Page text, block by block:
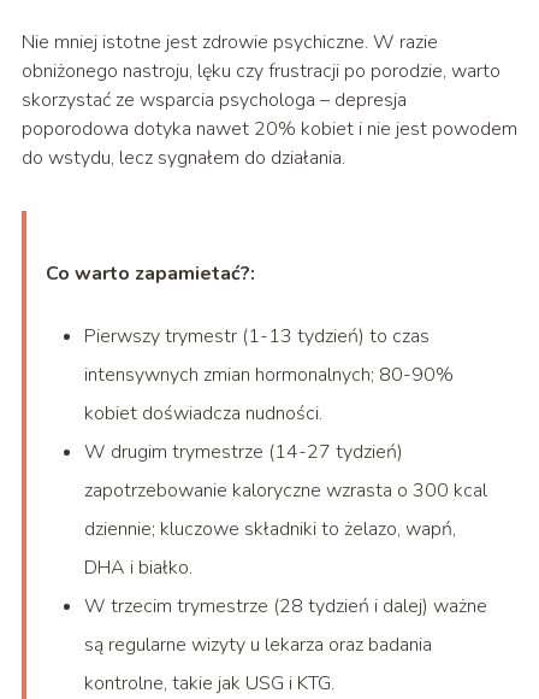
Nie mniej istotne jest zdrowie psychiczne. W razie
obniżonego nastroju, lęku czy frustracji po porodzie, warto
skorzystać ze wsparcia psychologa – depresja
poporodowa dotyka nawet 20% kobiet i nie jest powodem
do wstydu, lecz sygnałem do działania.
Co warto zapamietać?:
Pierwszy trymestr (1-13 tydzień) to czas
intensywnych zmian hormonalnych; 80-90%
kobiet doświadcza nudności.
W drugim trymestrze (14-27 tydzień)
zapotrzebowanie kaloryczne wzrasta o 300 kcal
dziennie; kluczowe składniki to żelazo, wapń,
DHA i białko.
W trzecim trymestrze (28 tydzień i dalej) ważne
są regularne wizyty u lekarza oraz badania
kontrolne, takie jak USG i KTG.